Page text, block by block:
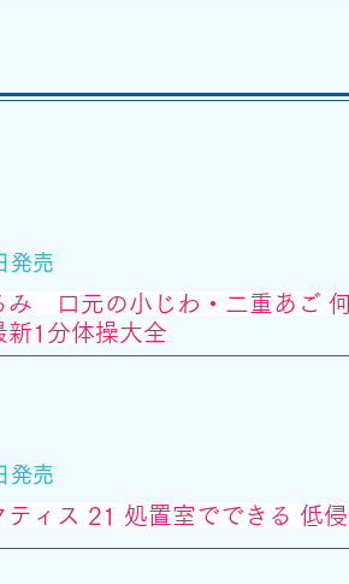
発売
み 口元の小じわ・二重あご
新1分体操大全
発売
ティス 21 処置室でできる 低